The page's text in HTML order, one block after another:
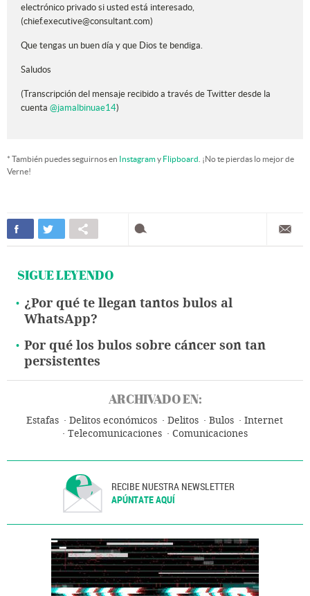
electrónico privado si usted está interesado,
(chief.executive@consultant.com)
Que tengas un buen día y que Dios te bendiga.
Saludos
(Transcripción del mensaje recibido a través de Twitter desde la
cuenta @jamalbinuae14)
* También puedes seguirnos en Instagramy Flipboard . ¡No te pierdas lo mejor de
Verne!
SIGUE LEYENDO
¿Por qué te llegan tantos bulos al
WhatsApp?
Por qué los bulos sobre cáncer son tan
persistentes
ARCHIVADO EN:
Estafas Delitos económicos Delitos Bulos
Internet
Telecomunicaciones
Comunicaciones
RECIBE NUESTRA NEWSLETTER
APÚNTATE AQUÍ